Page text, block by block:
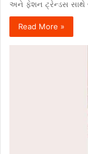
અને ફેશન ટ્રેન્ડસ સાથે
Read More »